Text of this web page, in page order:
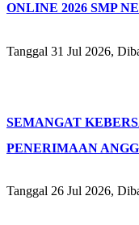
ONLINE 2026 SMP
Tanggal 31 Jul 2026,
SEMANGAT
PENERIMAAN
Tanggal 26 Jul 2026,